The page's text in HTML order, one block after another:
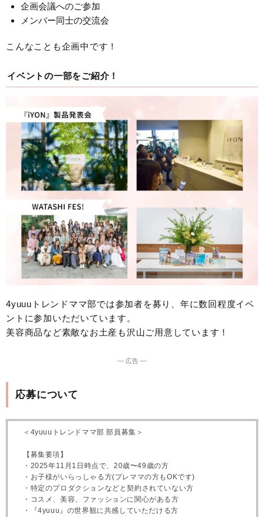
企画会議へのご参加
メンバー同士の交流会
こんなことも企画中です！
イベントの一部をご紹介！
4yuuuトレンドママ部では参加者を募り、年に数回程度イベ
ントに参加いただいています。
美容商品など素敵なお土産も沢山ご用意しています！
― 広告 ―
応募について
＜4yuuuトレンドママ部 部員募集＞
【募集要項】
・2025年11月1日時点で、20歳〜49歳の方
・お子様がいらっしゃる方(プレママの方もOKです)
・特定のプロダクションなどと契約されていない方
・コスメ、美容、ファッションに関心がある方
・『4yuuu』の世界観に共感していただける方